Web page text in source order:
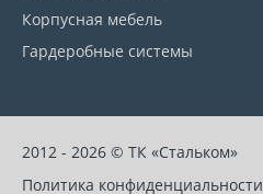
Корпусная мебель
Гардеробные системы
2012 - 2026 © ТК «Стальком»
Политика конфиденциальности